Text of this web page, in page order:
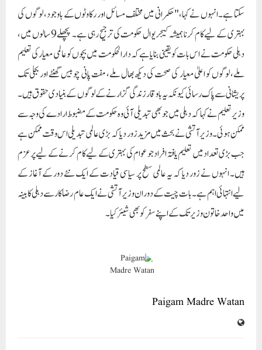
سکتا ہے۔انہوں نے کہا، "حکمرانی میں مختلف مسائل اور رکاوٹوں کے باوجود، لوگوں کی
بہتری کے لیے کام کرنا ہمیشہ کیجریوال حکومت کی ترجیح رہی ہے۔ پچھلے 9 سالوں میں،
دہلی حکومت نے اس بات کو یقینی بنایا ہے کہ دارالحکومت میں بچوں کو عالمی معیار کی تعلیم
ملے، لوگوں کو اعلیٰ معیار کی صحت کی دیکھ بھال ملے، مفت پانی چوبیس گھنٹے اور بجلی تک
پریشانی سے پاک رسائی کیونکہ یہ باوقار زندگی گزارنے کے لوگوں کے بنیادی حقوق ہیں۔
وزیر تعلیم نے کہا کہ دہلی میں جو بھی تبدیلی آئی وہ حکومت کے مضبوط ارادے کی وجہ سے
ممکن ہوئی۔ وزیر آتشی نے بحث میں مزید زور دیا کہ بڑی عالمی تبدیلی اس وقت ممکن ہے
جب بڑی تعداد میں تعلیم یافتہ افراد جو عوام کی بہتری کے لیے کام کرنے کے لیے پرعزم
ہیں۔ انہوں نے زور دیا کہ یہ عالمی سطح پر سیاسی قیادت کے ایک نئے دور کے آغاز کے
لیے انتہائی اہم ہے۔ بات چیت کے دوران وزیر آتشی نے ایک عام رضاکار سے دہلی کابینہ
میں واحد خاتون وزیر تک کے اپنے سفر کو بھی شیئر کیا۔
Paigam Madre Watan